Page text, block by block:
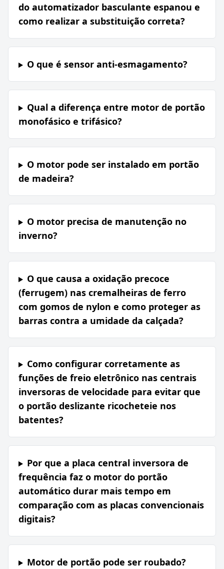
do automatizador basculante espanou e
como realizar a substituição correta?
O que é sensor anti-esmagamento?
Qual a diferença entre motor de portão
monofásico e trifásico?
O motor pode ser instalado em portão
de madeira?
O motor precisa de manutenção no
inverno?
O que causa a oxidação precoce
(ferrugem) nas cremalheiras de ferro
com gomos de nylon e como proteger as
barras contra a umidade da calçada?
Como configurar corretamente as
funções de freio eletrônico nas centrais
inversoras de velocidade para evitar que
o portão deslizante ricocheteie nos
batentes?
Por que a placa central inversora de
frequência faz o motor do portão
automático durar mais tempo em
comparação com as placas convencionais
digitais?
Motor de portão pode ser roubado?